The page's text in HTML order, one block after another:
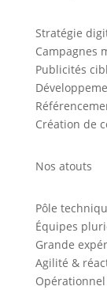
Stratégie
Campagnes
Publicités
Création de
Nos atouts
Pôle
Équipes
Grande
Agilité &